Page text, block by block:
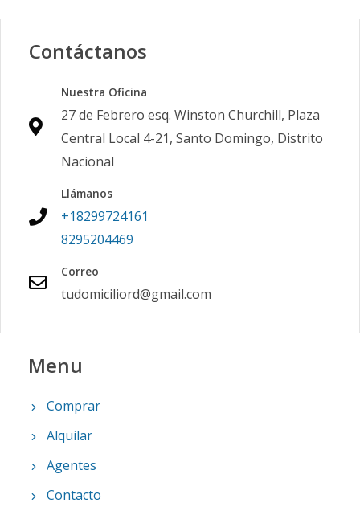
Contáctanos
Nuestra Oficina
27 de Febrero esq. Winston Churchill, Plaza
Central Local 4-21, Santo Domingo, Distrito
Nacional
Llámanos
+18299724161
8295204469
Correo
tudomiciliord@gmail.com
Menu
Comprar
Alquilar
Agentes
Contacto